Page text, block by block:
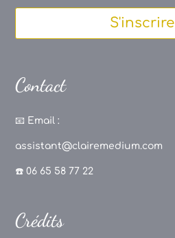
S'inscrire
Contact
📧 Email :
assistant@clairemedium.com
☎️ 06 65 58 77 22
Crédits